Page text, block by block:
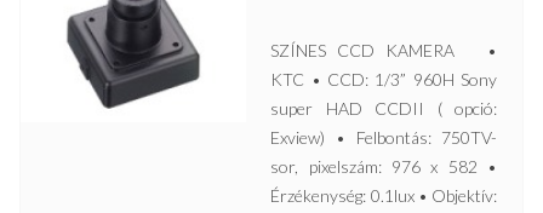
SZÍNES CCD KAMERA •
KTC • CCD: 1/3” 960H Sony
super HAD CCDII ( opció:
Exview) • Felbontás: 750TV-
sor, pixelszám: 976 x 582 •
Érzékenység: 0.1lux • Objektív: